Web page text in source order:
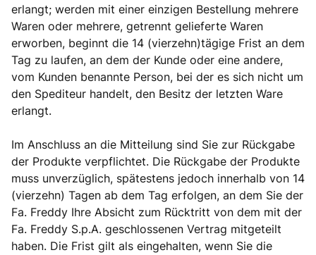
erlangt; werden mit einer einzigen Bestellung mehrere
Waren oder mehrere, getrennt gelieferte Waren
erworben, beginnt die 14 (vierzehn)tägige Frist an dem
Tag zu laufen, an dem der Kunde oder eine andere,
vom Kunden benannte Person, bei der es sich nicht um
den Spediteur handelt, den Besitz der letzten Ware
erlangt.
Im Anschluss an die Mitteilung sind Sie zur Rückgabe
der Produkte verpflichtet. Die Rückgabe der Produkte
muss unverzüglich, spätestens jedoch innerhalb von 14
(vierzehn) Tagen ab dem Tag erfolgen, an dem Sie der
Fa. Freddy Ihre Absicht zum Rücktritt von dem mit der
Fa. Freddy S.p.A. geschlossenen Vertrag mitgeteilt
haben. Die Frist gilt als eingehalten, wenn Sie die